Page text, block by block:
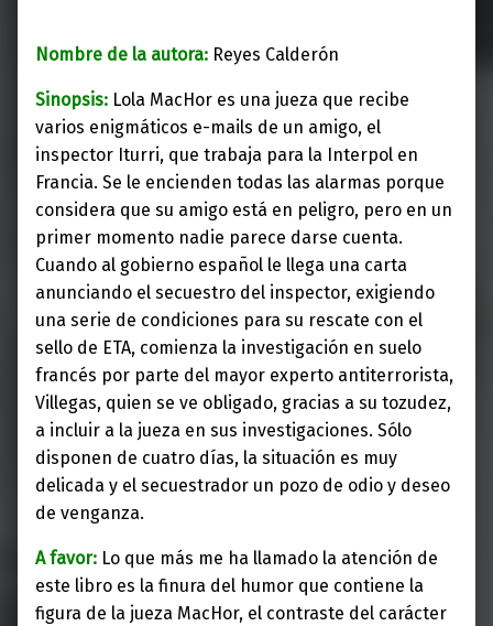
Nombre de la autora: Reyes Calderón
Sinopsis: Lola MacHor es una jueza que recibe
varios enigmáticos e-mails de un amigo, el
inspector Iturri, que trabaja para la Interpol en
Francia. Se le encienden todas las alarmas porque
considera que su amigo está en peligro, pero en un
primer momento nadie parece darse cuenta.
Cuando al gobierno español le llega una carta
anunciando el secuestro del inspector, exigiendo
una serie de condiciones para su rescate con el
sello de ETA, comienza la investigación en suelo
francés por parte del mayor experto antiterrorista,
Villegas, quien se ve obligado, gracias a su tozudez,
a incluir a la jueza en sus investigaciones. Sólo
disponen de cuatro días, la situación es muy
delicada y el secuestrador un pozo de odio y deseo
de venganza.
A favor: Lo que más me ha llamado la atención de
este libro es la finura del humor que contiene la
figura de la jueza MacHor, el contraste del carácter